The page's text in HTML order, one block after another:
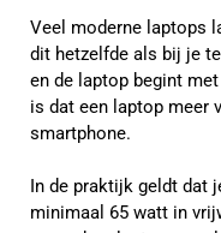
Veel moderne laptops
dit hetzelfde als bij je
en de laptop begint
is dat een laptop meer
smartphone.
In de praktijk geldt dat
minimaal 65 watt in